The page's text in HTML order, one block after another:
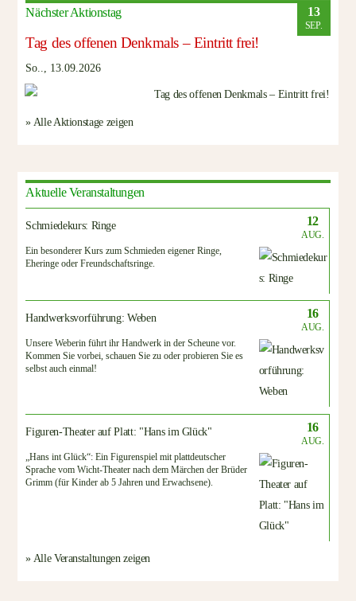
Nächster Aktionstag 13
SEP.
Tag des offenen Denkmals – Eintritt frei!
So.., 13.09.2026
» Alle Aktionstage zeigen
Aktuelle Veranstaltungen
Schmiedekurs: Ringe 12
AUG.
Ein besonderer Kurs zum Schmieden eigener Ringe,
Eheringe oder Freundschaftsringe.
Handwerksvorführung: Weben 16
AUG.
Unsere Weberin führt ihr Handwerk in der Scheune vor.
Kommen Sie vorbei, schauen Sie zu oder probieren Sie es
selbst auch einmal!
Figuren-Theater auf Platt: "Hans im Glück" 16
AUG.
„Hans int Glück“: Ein Figurenspiel mit plattdeutscher
Sprache vom Wicht-Theater nach dem Märchen der Brüder
Grimm (für Kinder ab 5 Jahren und Erwachsene).
» Alle Veranstaltungen zeigen